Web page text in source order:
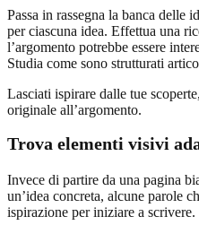
Passa in rassegna la banca delle
per ciascuna idea. Effettua una
l’argomento potrebbe essere
Studia come sono strutturati
Lasciati ispirare dalle tue
originale all’argomento.
Trova elementi visivi
Invece di partire da una pagina
un’idea concreta, alcune parole
ispirazione per iniziare a scrivere.